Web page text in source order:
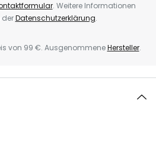
. Weitere Informationen
derDatenschutzerklärung.
von 99 €. AusgenommeneHersteller.